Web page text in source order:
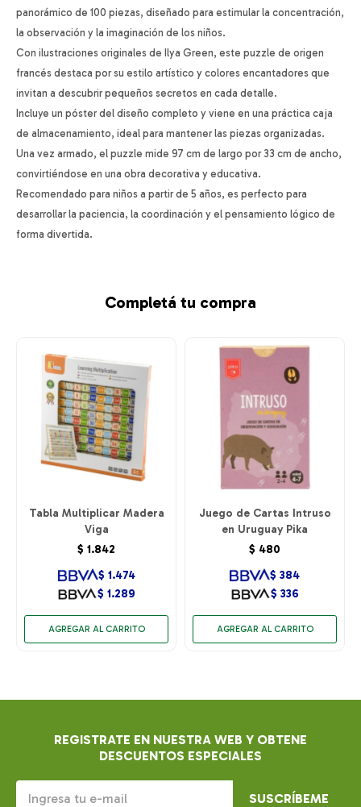
panorámico de 100 piezas, diseñado para estimular la concentración,
la observación y la imaginación de los niños.
Con ilustraciones originales de Ilya Green, este puzzle de origen
francés destaca por su estilo artístico y colores encantadores que
invitan a descubrir pequeños secretos en cada detalle.
Incluye un póster del diseño completo y viene en una práctica caja
de almacenamiento, ideal para mantener las piezas organizadas.
Una vez armado, el puzzle mide 97 cm de largo por 33 cm de ancho,
convirtiéndose en una obra decorativa y educativa.
Recomendado para niños a partir de 5 años, es perfecto para
desarrollar la paciencia, la coordinación y el pensamiento lógico de
forma divertida.
Completá tu compra
Tabla Multiplicar Madera
Viga
$ 1.842
$ 1.289
$ 1.474
Juego de Cartas Intruso
en Uruguay Pika
$ 480
$ 336
$ 384
REGISTRATE EN NUESTRA WEB Y OBTENE
DESCUENTOS ESPECIALES
SUSCRÍBEME